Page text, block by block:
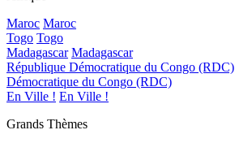
Maroc Maroc
Togo Togo
Madagascar Madagascar
République Démocratique du Congo (RDC)
Démocratique du Congo (RDC)
En Ville ! En Ville !
Grands Thèmes